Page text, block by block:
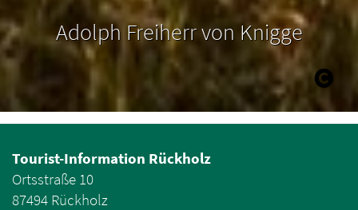
Adolph Freiherr von Knigge
Tourist-Information Rückholz
Ortsstraße 10
87494 Rückholz